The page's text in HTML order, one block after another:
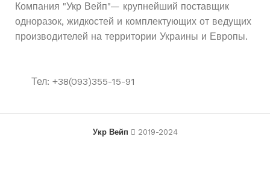
Компания "Укр Вейп"— крупнейший поставщик
одноразок, жидкостей и комплектующих от ведущих
производителей на территории Украины и Европы.
Тел: +38(093)355-15-91
Укр Вейп 2019-2024